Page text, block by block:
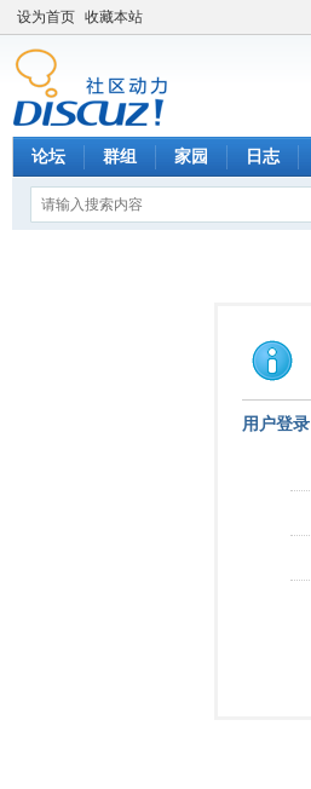
设为首页 收藏本站
论坛 群组 家园 日志
用户登录